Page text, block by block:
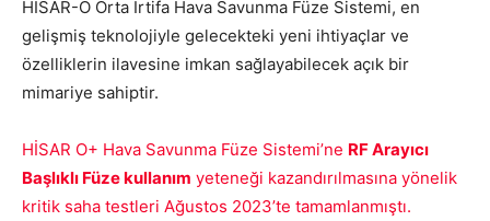
HİSAR-O Orta İrtifa Hava Savunma Füze Sistemi, en
gelişmiş teknolojiyle gelecekteki yeni ihtiyaçlar ve
özelliklerin ilavesine imkan sağlayabilecek açık bir
mimariye sahiptir.
HİSAR O+ Hava Savunma Füze Sistemi’ne RF Arayıcı
Başlıklı Füze kullanım yeteneği kazandırılmasına yönelik
kritik saha testleri Ağustos 2023’te tamamlanmıştı.